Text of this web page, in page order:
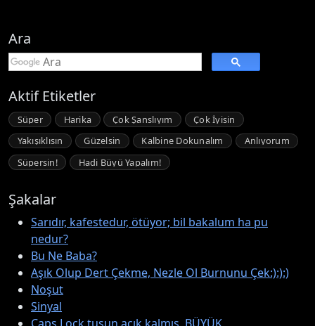
Ara
Aktif Etiketler
Süper Harika Çok Şanslıyım
Çok İyisin
Yakışıklısın
Güzelsin Kalbine Dokunalım
Anlıyorum
Süpersin!
Hadi Büyü Yapalım!
Şakalar
Sarıdır, kafestedur, ötüyor; bil bakalum ha pu
nedur?
Bu Ne Baba?
Aşık Olup Dert Çekme, Nezle Ol Burnunu Çek:):):)
Noşut
Sinyal